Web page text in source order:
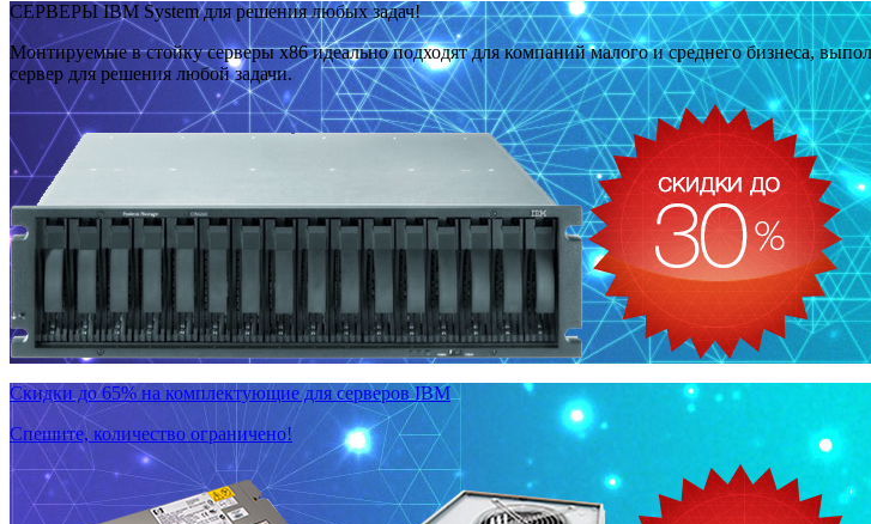
СЕРВЕРЫ IBM System для решения любых задач!
Монтируемые в стойку серверы x86 идеально подходят для компаний малого и среднего бизнеса,
сервер для решения любой задачи.
Скидки до 65% на комплектующие для серверов IBM
Спешите, количество ограничено!